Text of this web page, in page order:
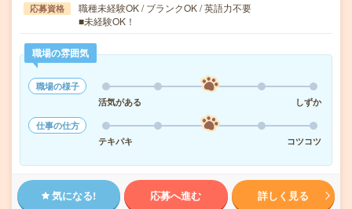
応募資格
職種未経験OK / ブランクOK / 英語力不要
■未経験OK！
職場の雰囲気
職場の様子
活気がある
しずか
仕事の仕方
テキパキ
コツコツ
気になる! 応募へ進む 詳しく見る